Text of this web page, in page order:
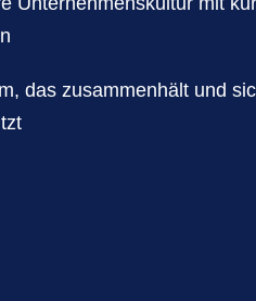
das zusammenhält und